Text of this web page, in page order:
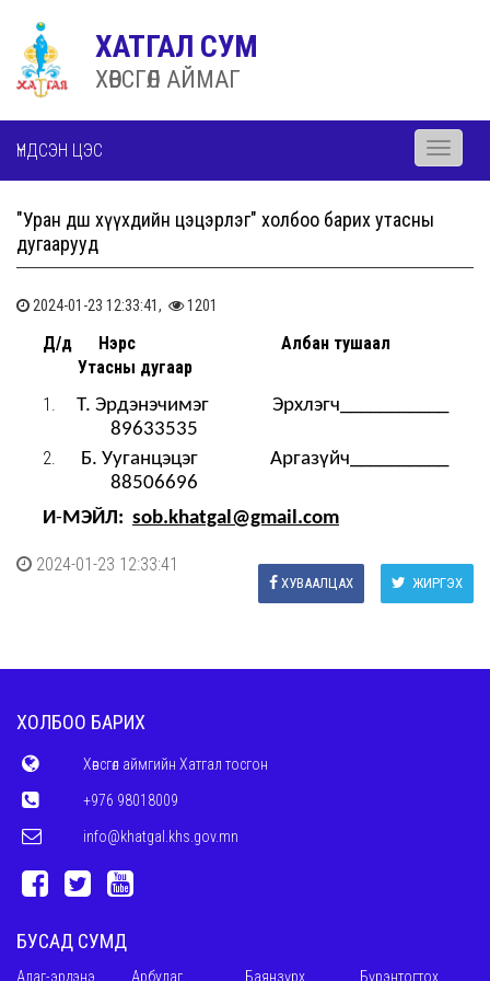
ХАТГАЛ СУМ
ХӨВСГӨЛ АЙМАГ
ҮНДСЭН ЦЭС
Toggle
"Уран дөш хүүхдийн цэцэрлэг" холбоо барих утасны
дугаарууд
2024-01-23 12:33:41, 1201
Д/д Нэрс Албан тушаал
Утасны дугаар
Т. Эрдэнэчимэг Эрхлэгч___________
89633535
Б. Ууганцэцэг Аргазүйч__________
88506696
И-МЭЙЛ: sob.khatgal@gmail.com
2024-01-23 12:33:41
ЖИРГЭХ
ХУВААЛЦАХ
ХОЛБОО БАРИХ
Хөвсгөл аймгийн Хатгал тосгон
+976 98018009
info@khatgal.khs.gov.mn
БУСАД СУМД
Алаг-эрдэнэ Арбулаг Баянзүрх Бүрэнтогтох